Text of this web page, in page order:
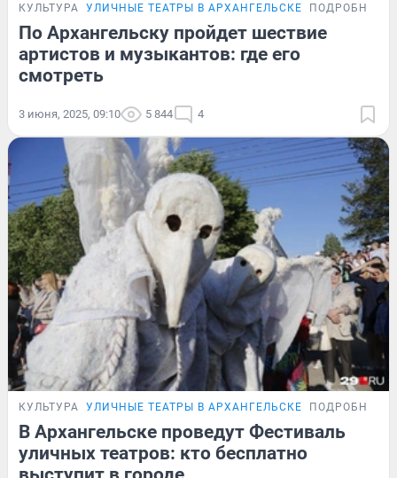
КУЛЬТУРА УЛИЧНЫЕ ТЕАТРЫ В АРХАНГЕЛЬСКЕ
По Архангельску пройдет шествие
артистов и музыкантов: где его
смотреть
3 июня, 2025, 09:10 5 844 4
КУЛЬТУРА УЛИЧНЫЕ ТЕАТРЫ В АРХАНГЕЛЬСКЕ
В Архангельске проведут Фестиваль
уличных театров: кто бесплатно